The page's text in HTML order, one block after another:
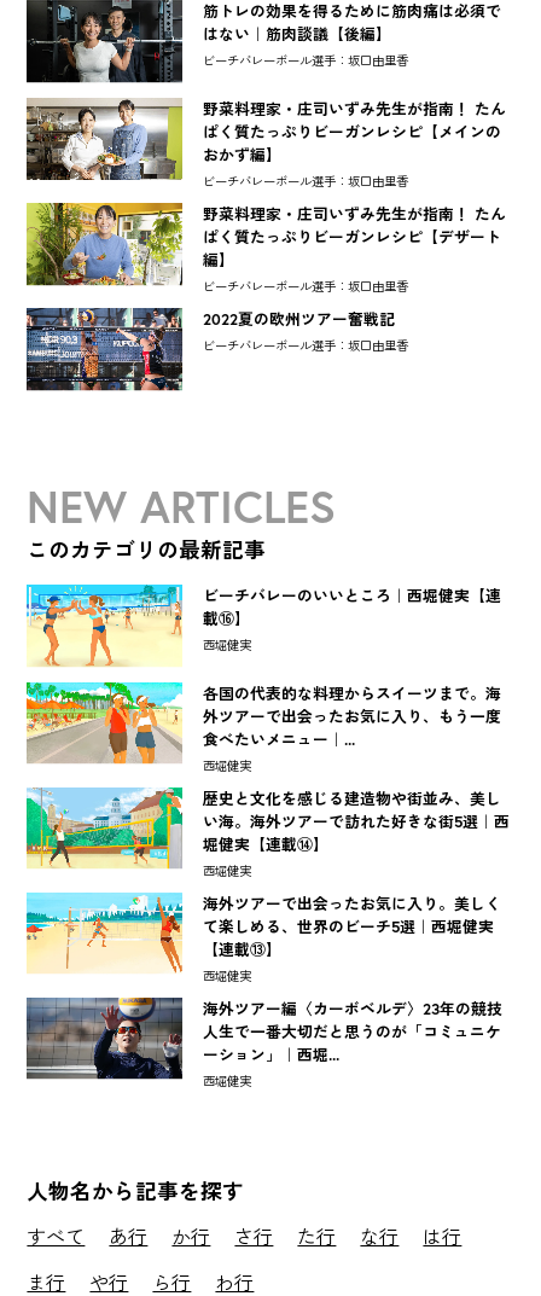
筋トレの効果を得るために筋肉痛は必須で
はない｜筋肉談議【後編】
ビーチバレーボール選手：坂口由里香
野菜料理家・庄司いずみ先生が指南！ たん
ぱく質たっぷりビーガンレシピ【メインの
おかず編】
ビーチバレーボール選手：坂口由里香
野菜料理家・庄司いずみ先生が指南！ たん
ぱく質たっぷりビーガンレシピ【デザート
編】
ビーチバレーボール選手：坂口由里香
2022夏の欧州ツアー奮戦記
ビーチバレーボール選手：坂口由里香
NEW ARTICLES
このカテゴリの最新記事
ビーチバレーのいいところ｜西堀健実【連
載⑯】
西堀健実
各国の代表的な料理からスイーツまで。海
外ツアーで出会ったお気に入り、もう一度
食べたいメニュー｜...
西堀健実
歴史と文化を感じる建造物や街並み、美し
い海。海外ツアーで訪れた好きな街5選｜西
堀健実【連載⑭】
西堀健実
海外ツアーで出会ったお気に入り。美しく
て楽しめる、世界のビーチ5選｜西堀健実
【連載⑬】
西堀健実
海外ツアー編〈カーボベルデ〉23年の競技
人生で一番大切だと思うのが「コミュニケ
ーション」｜西堀...
西堀健実
人物名から記事を探す
すべて あ行 か行 さ行 た行 な行
は行
ま行
や行 ら行 わ行